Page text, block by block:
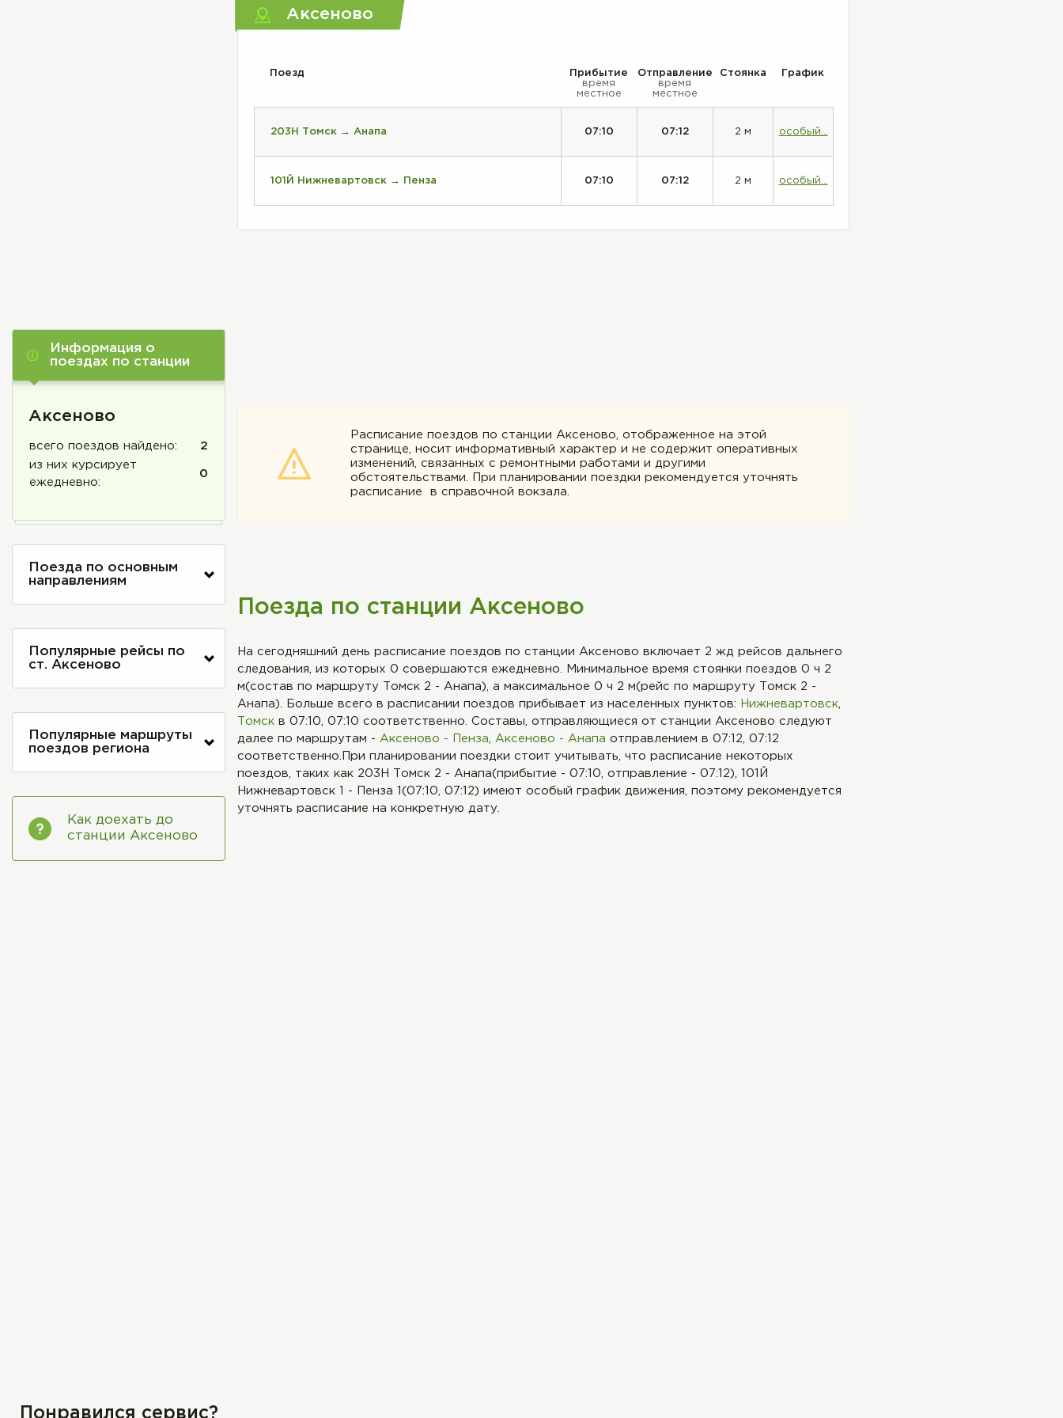
Информация о
поездах по станции
Аксеново
всего поездов найдено:
2
из них курсирует
ежедневно:
0
Поезда по основным
направлениям
Популярные рейсы по
ст. Аксеново
Популярные маршруты
поездов региона
Как доехать до
станции Аксеново
Понравился сервис?
Расписание поездов по станции Аксеново, отображенное на этой
странице, носит информативный характер и не содержит оперативных
изменений, связанных с ремонтными работами и другими
обстоятельствами. При планировании поездки рекомендуется уточнять
расписание в справочной вокзала.
Поезда по станции Аксеново
На сегодняшний день расписание поездов по станции Аксеново включает 2 жд рейсов дальнего
следования, из которых 0 совершаются ежедневно. Минимальное время стоянки поездов 0 ч 2
м(состав по маршруту Томск 2 - Анапа), а максимальное 0 ч 2 м(рейс по маршруту Томск 2 -
Анапа). Больше всего в расписании поездов прибывает из населенных пунктов:
Нижневартовск
Томск в 07:10, 07:10 соответственно. Составы, отправляющиеся от станции Аксеново следуют
далее по маршрутам - Аксеново - Пенза Аксеново - Анапа отправлением в 07:12, 07:12
соответственно.При планировании поездки стоит учитывать, что расписание некоторых
поездов, таких как 203Н Томск 2 - Анапа(прибытие - 07:10, отправление - 07:12), 101Й
Нижневартовск 1 - Пенза 1(07:10, 07:12) имеют особый график движения, поэтому рекомендуется
уточнять расписание на конкретную дату.
Аксеново
Поезд
Прибытие
время
местное
Отправление
время
местное
Стоянка График
203Н Томск → Анапа 07:10 07:12 2 м особый...
101Й Нижневартовск → Пенза 07:10 07:12 2 м особый...